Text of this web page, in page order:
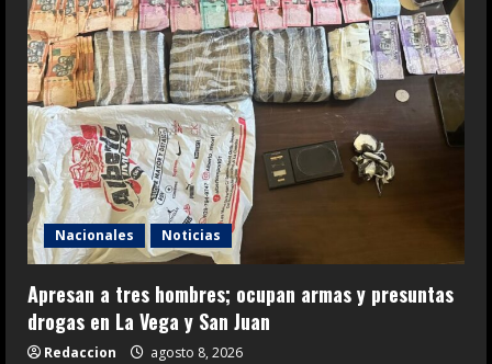
Nacionales Noticias
Apresan a tres hombres; ocupan armas y presuntas
drogas en La Vega y San Juan
Redaccion agosto 8, 2026